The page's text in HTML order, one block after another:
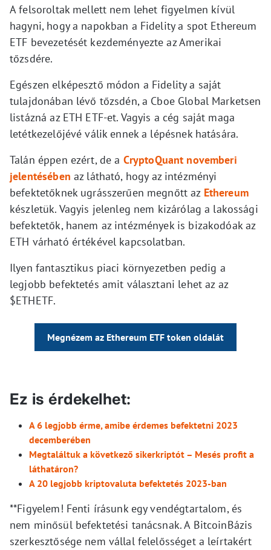
A felsoroltak mellett nem lehet figyelmen kívül
hagyni, hogy a napokban a Fidelity a spot Ethereum
ETF bevezetését kezdeményezte az Amerikai
tőzsdére.
Egészen elképesztő módon a Fidelity a saját
tulajdonában lévő tőzsdén, a Cboe Global Marketsen
listázná az ETH ETF-et. Vagyis a cég saját maga
letétkezelőjévé válik ennek a lépésnek hatására.
Talán éppen ezért, de a CryptoQuant novemberi
jelentésében az látható, hogy az intézményi
befektetőknek ugrásszerűen megnőtt az Ethereum
készletük. Vagyis jelenleg nem kizárólag a lakossági
befektetők, hanem az intézmények is bizakodóak az
ETH várható értékével kapcsolatban.
Ilyen fantasztikus piaci környezetben pedig a
legjobb befektetés amit választani lehet az az
$ETHETF.
Megnézem az Ethereum ETF token oldalát
Ez is érdekelhet:
A 6 legjobb érme, amibe érdemes befektetni 2023
decemberében
Megtaláltuk a következő sikerkriptót – Mesés profit a
láthatáron?
A 20 legjobb kriptovaluta befektetés 2023-ban
**Figyelem! Fenti írásunk egy vendégtartalom, és
nem minősül befektetési tanácsnak. A BitcoinBázis
szerkesztősége nem vállal felelősséget a leírtakért